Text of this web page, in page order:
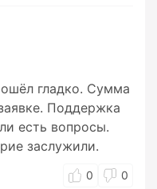
гладко. Сумма
Поддержка
есть вопросы.
заслужили.
0 0